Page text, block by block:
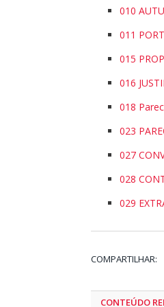
010
011
015
016
018
023
027
028
029
COMPARTILHAR:
CONTEÚDO